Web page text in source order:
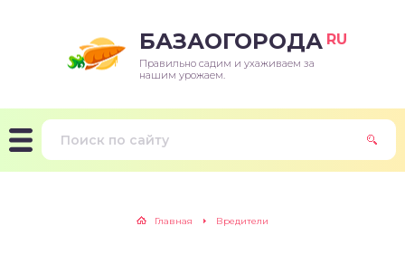
БАЗАОГОРОДА RU
Правильно садим и ухаживаем за
нашим урожаем.
Главная Вредители